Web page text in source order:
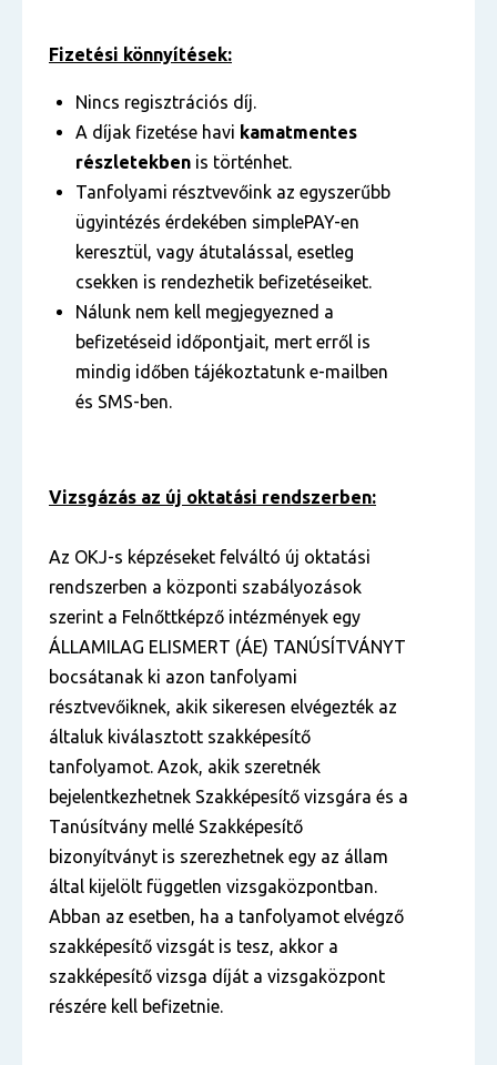
Fizetési könnyítések:
Nincs regisztrációs díj.
A díjak fizetése havi kamatmentes
részletekben is történhet.
Tanfolyami résztvevőink az egyszerűbb
ügyintézés érdekében simplePAY-en
keresztül, vagy átutalással, esetleg
csekken is rendezhetik befizetéseiket.
Nálunk nem kell megjegyezned a
befizetéseid időpontjait, mert erről is
mindig időben tájékoztatunk e-mailben
és SMS-ben.
Vizsgázás az új oktatási rendszerben:
Az OKJ-s képzéseket felváltó új oktatási
rendszerben a központi szabályozások
szerint a Felnőttképző intézmények egy
ÁLLAMILAG ELISMERT (ÁE) TANÚSÍTVÁNYT
bocsátanak ki azon tanfolyami
résztvevőiknek, akik sikeresen elvégezték az
általuk kiválasztott szakképesítő
tanfolyamot. Azok, akik szeretnék
bejelentkezhetnek Szakképesítő vizsgára és a
Tanúsítvány mellé Szakképesítő
bizonyítványt is szerezhetnek egy az állam
által kijelölt független vizsgaközpontban.
Abban az esetben, ha a tanfolyamot elvégző
szakképesítő vizsgát is tesz, akkor a
szakképesítő vizsga díját a vizsgaközpont
részére kell befizetnie.